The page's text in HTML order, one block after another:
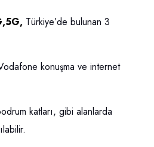
Türkiye’de bulunan 3
konuşma ve internet
katları, gibi alanlarda